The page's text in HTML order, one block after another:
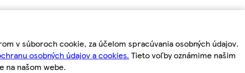
v súboroch cookie, za účelom spracúvania osobných údajov.
osobných údajov a cookies. Tieto voľby oznámime našim
na našom webe.